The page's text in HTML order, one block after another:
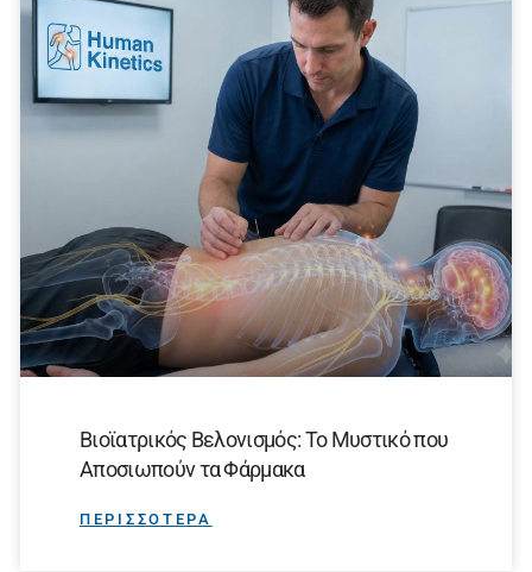
Βιοϊατρικός Βελονισμός: Το Μυστικό που
Αποσιωπούν τα Φάρμακα
ΠΕΡΙΣΣΟΤΕΡΑ